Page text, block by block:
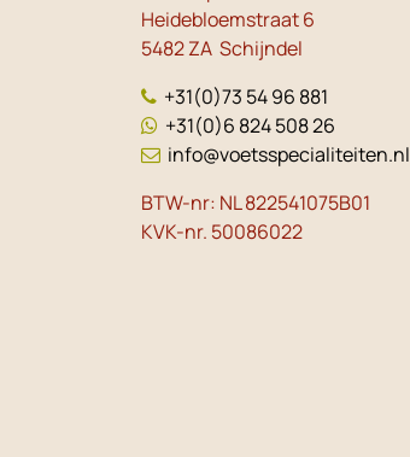
Heidebloemstraat 6
5482 ZA Schijndel
+31(0)73 54 96 881
+31(0)6 824 508 26
info@voetsspecialiteiten.nl
BTW-nr: NL 822541075B01
KVK-nr. 50086022